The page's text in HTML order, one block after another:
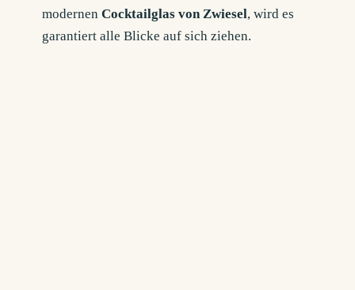
modernen Cocktailglas von Zwiesel, wird es
garantiert alle Blicke auf sich ziehen.